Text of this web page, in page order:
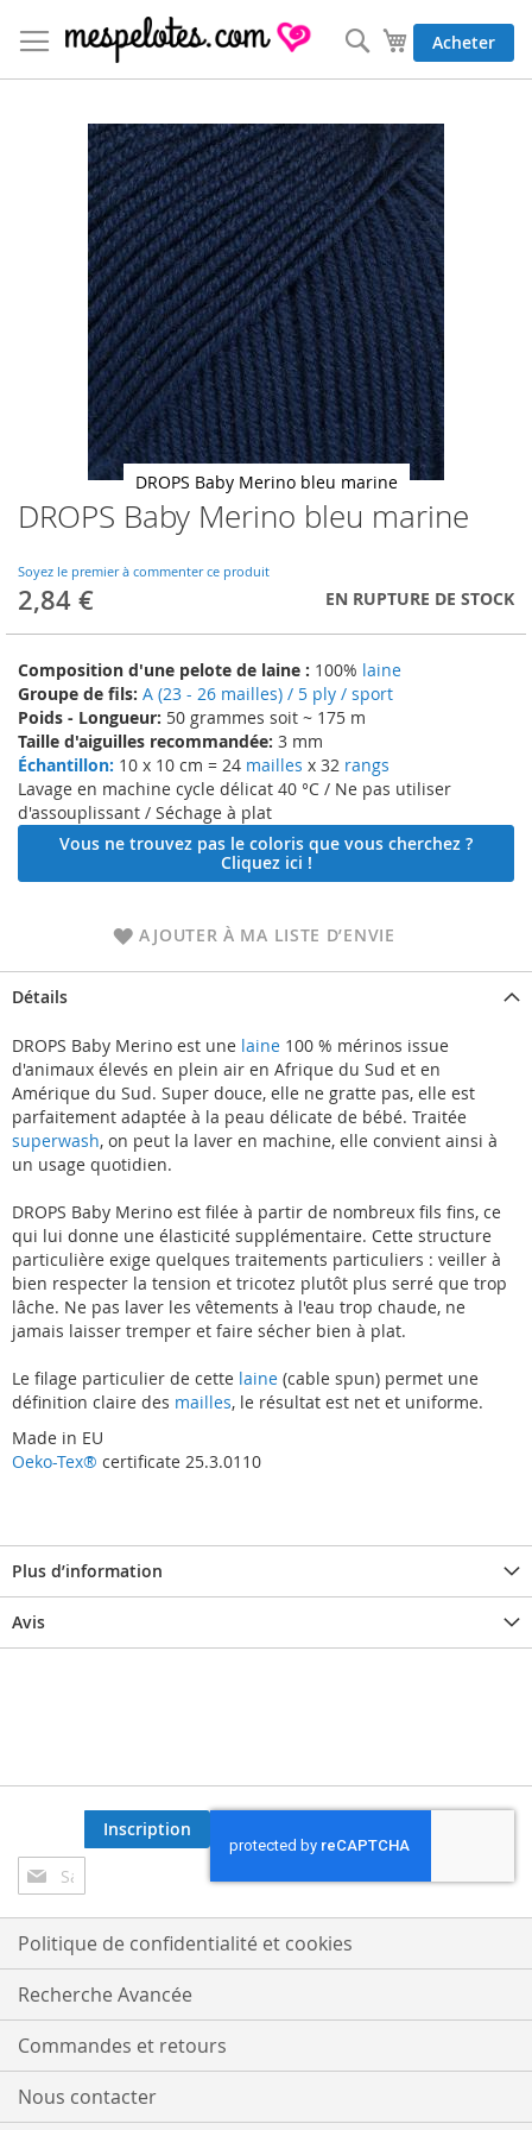
au
contenu
Mon panier
Acheter
Rechercher
DROPS Baby Merino bleu marine
Soyez le premier à commenter ce produit
2,84 € EN RUPTURE DE STOCK
Composition d'une pelote de laine : 100% laine
Groupe de fils: A (23 - 26 mailles) / 5 ply / sport
Poids - Longueur: 50 grammes soit ~ 175 m
Taille d'aiguilles recommandée: 3 mm
Échantillon: 10 x 10 cm = 24 mailles x 32 rangs
Lavage en machine cycle délicat 40 °C / Ne pas utiliser
d'assouplissant / Séchage à plat
Vous ne trouvez pas le coloris que vous cherchez ?
Cliquez ici !
AJOUTER À MA LISTE D’ENVIE
DROPS Baby Merino bleu marine
Skip
to
beginning
of
the
gallery
Détails
DROPS Baby Merino est une laine 100 % mérinos issue
d'animaux élevés en plein air en Afrique du Sud et en
Amérique du Sud. Super douce, elle ne gratte pas, elle est
parfaitement adaptée à la peau délicate de bébé. Traitée
superwash, on peut la laver en machine, elle convient ainsi à
un usage quotidien.
DROPS Baby Merino est filée à partir de nombreux fils fins, ce
qui lui donne une élasticité supplémentaire. Cette structure
particulière exige quelques traitements particuliers : veiller à
bien respecter la tension et tricotez plutôt plus serré que trop
lâche. Ne pas laver les vêtements à l'eau trop chaude, ne
jamais laisser tremper et faire sécher bien à plat.
Le filage particulier de cette laine (cable spun) permet une
définition claire des mailles, le résultat est net et uniforme.
Made in EU
Oeko-Tex® certificate 25.3.0110
Plus d’information
Avis
Inscription
à
notre
lettre
d’information
:
Inscription
Politique de confidentialité et cookies
Recherche Avancée
Commandes et retours
Nous contacter